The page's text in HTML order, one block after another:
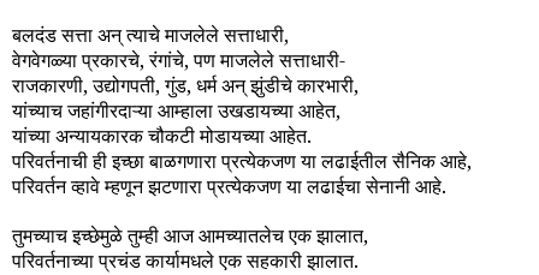
बलदंड सत्ता अन् त्याचे माजलेले सत्ताधारी,
वेगवेगळ्या प्रकारचे, रंगांचे, पण माजलेले सत्ताधारी-
राजकारणी, उद्योगपती, गुंड, धर्म अन् झुंडीचे कारभारी,
यांच्याच जहांगीरदाऱ्या आम्हाला उखडायच्या आहेत,
यांच्या अन्यायकारक चौकटी मोडायच्या आहेत.
परिवर्तनाची ही इच्छा बाळगणारा प्रत्येकजण या लढाईतील सैनिक आहे,
परिवर्तन व्हावे म्हणून झटणारा प्रत्येकजण या लढाईचा सेनानी आहे.
तुमच्याच इच्छेमुळे तुम्ही आज आमच्यातलेच एक झालात,
परिवर्तनाच्या प्रचंड कार्यामधले एक सहकारी झालात.